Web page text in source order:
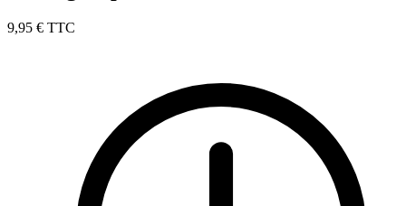
9,95 € TTC